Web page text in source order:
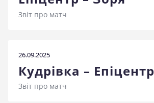
Клуб
Правила поведінки на
стадіоні
Звіт про матч
26.09.2025
Кудрівка – Епіцентр
Звіт про матч